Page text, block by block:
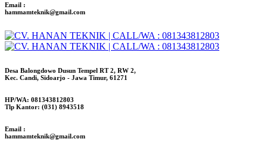
Email :
hammamteknik@gmail.com
Desa Balongdowo Dusun Tempel RT 2, RW 2,
Kec. Candi, Sidoarjo - Jawa Timur, 61271
HP/WA: 081343812803
Tlp Kantor: (031) 8943518
Email :
hammamteknik@gmail.com